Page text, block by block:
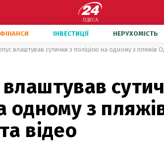
ФІНАНСИ ІНВЕСТИЦІЇ НЕРУХОМІСТЬ
влаштував сутички з поліцією на одному з пляжів
одному з
відео